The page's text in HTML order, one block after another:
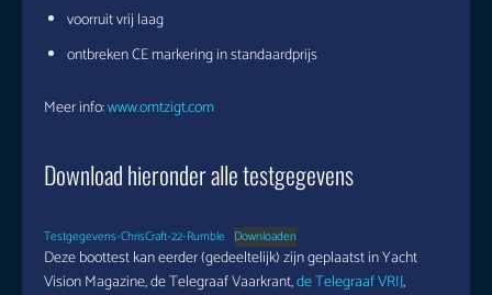
voorruit vrij laag
ontbreken CE markering in standaardprijs
Meer info:www.omtzigt.com
Download hieronder alle testgegevens
Testgegevens-ChrisCraft-22-Rumble Downloaden
Deze boottest kan eerder (gedeeltelijk) zijn geplaatst in Yacht
Vision Magazine, de Telegraaf Vaarkrant,de Telegraaf VRIJ,